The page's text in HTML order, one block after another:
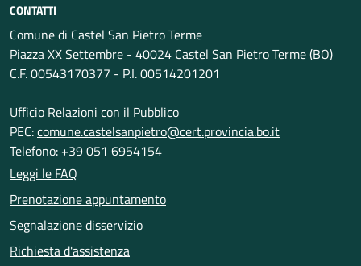
CONTATTI
Comune di Castel San Pietro Terme
Piazza XX Settembre - 40024 Castel San Pietro Terme (BO)
C.F. 00543170377 - P.I. 00514201201
Ufficio Relazioni con il Pubblico
PEC:comune.castelsanpietro@cert.provincia.bo.it
Telefono: +39 051 6954154
Leggi le FAQ
Prenotazione appuntamento
Segnalazione disservizio
Richiesta d'assistenza